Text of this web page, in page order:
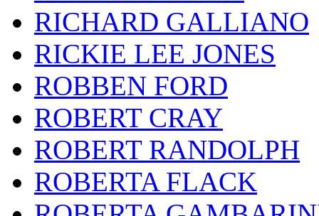
RICHARD GALLIANO
RICKIE LEE JONES
ROBBEN FORD
ROBERT CRAY
ROBERT RANDOLPH
ROBERTA FLACK